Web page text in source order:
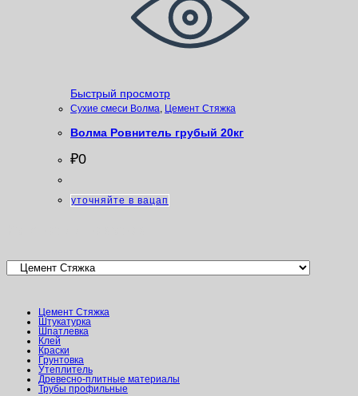
Быстрый просмотр
Сухие смеси Волма, Цемент Стяжка
Волма Ровнитель грубый 20кг
₽0
уточняйте в вацап
Цемент Стяжка
Штукатурка
Шпатлевка
Клей
Краски
Грунтовка
Утеплитель
Древесно-плитные материалы
Трубы профильные